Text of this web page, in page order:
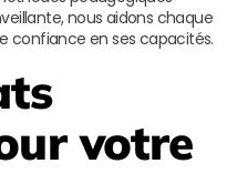
nous aidons chaque
confiance en ses capacités.
votre